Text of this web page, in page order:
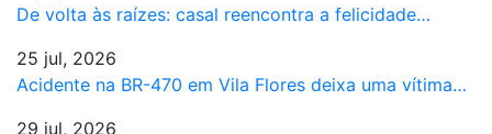
De volta às raízes: casal reencontra a felicidade…
25 jul, 2026
Acidente na BR-470 em Vila Flores deixa uma vítima…
29 jul, 2026